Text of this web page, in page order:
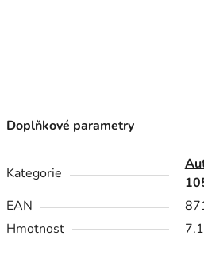
Doplňkové parametry
Kategorie
EAN
Hmotnost